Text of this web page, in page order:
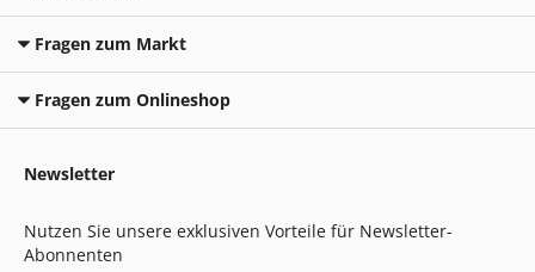
Fragen zum Markt
Fragen zum Onlineshop
Newsletter
Nutzen Sie unsere exklusiven Vorteile für Newsletter-
Abonnenten